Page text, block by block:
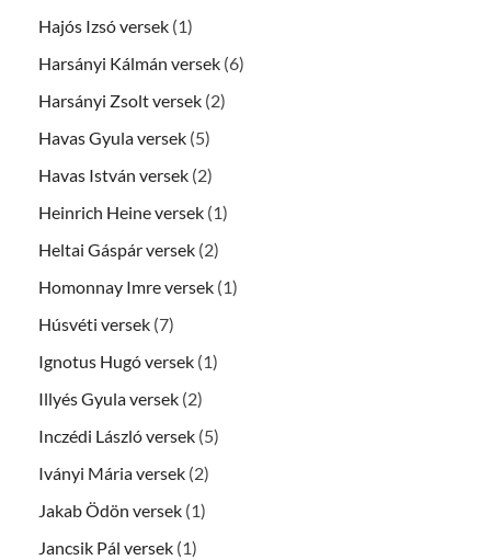
Hajós Izsó versek (1)
Harsányi Kálmán versek (6)
Harsányi Zsolt versek (2)
Havas Gyula versek (5)
Havas István versek (2)
Heinrich Heine versek (1)
Heltai Gáspár versek (2)
Homonnay Imre versek (1)
Húsvéti versek (7)
Ignotus Hugó versek (1)
Illyés Gyula versek (2)
Inczédi László versek (5)
Iványi Mária versek (2)
Jakab Ödön versek (1)
Jancsik Pál versek (1)